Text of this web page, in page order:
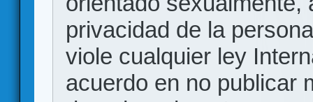
privacidad de la
viole cualquier ley
acuerdo en no publicar